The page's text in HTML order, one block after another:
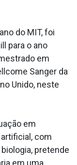
do MIT, foi
para o ano
em
Sanger da
Unido, neste
em
com
pretende
em uma